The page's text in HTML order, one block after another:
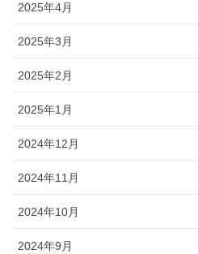
2025年4月
2025年3月
2025年2月
2025年1月
2024年12月
2024年11月
2024年10月
2024年9月